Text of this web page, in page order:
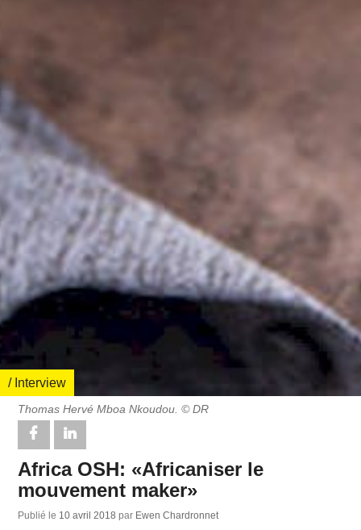
/ Interview
Thomas Hervé Mboa Nkoudou. © DR
Africa OSH: «Africaniser le
mouvement maker»
Publié le 10 avril 2018par Ewen Chardronnet